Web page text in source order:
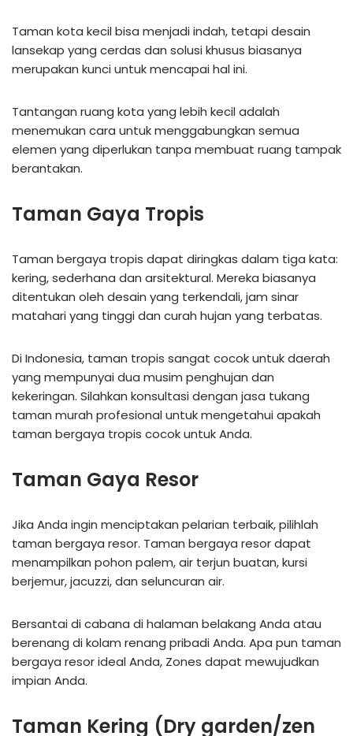
Taman kota kecil bisa menjadi indah, tetapi desain
lansekap yang cerdas dan solusi khusus biasanya
merupakan kunci untuk mencapai hal ini.
Tantangan ruang kota yang lebih kecil adalah
menemukan cara untuk menggabungkan semua
elemen yang diperlukan tanpa membuat ruang tampak
berantakan.
Taman Gaya Tropis
Taman bergaya tropis dapat diringkas dalam tiga kata:
kering, sederhana dan arsitektural. Mereka biasanya
ditentukan oleh desain yang terkendali, jam sinar
matahari yang tinggi dan curah hujan yang terbatas.
Di Indonesia, taman tropis sangat cocok untuk daerah
yang mempunyai dua musim penghujan dan
kekeringan. Silahkan konsultasi dengan jasa tukang
taman murah profesional untuk mengetahui apakah
taman bergaya tropis cocok untuk Anda.
Taman Gaya Resor
Jika Anda ingin menciptakan pelarian terbaik, pilihlah
taman bergaya resor. Taman bergaya resor dapat
menampilkan pohon palem, air terjun buatan, kursi
berjemur, jacuzzi, dan seluncuran air.
Bersantai di cabana di halaman belakang Anda atau
berenang di kolam renang pribadi Anda. Apa pun taman
bergaya resor ideal Anda, Zones dapat mewujudkan
impian Anda.
Taman Kering (Dry garden/zen